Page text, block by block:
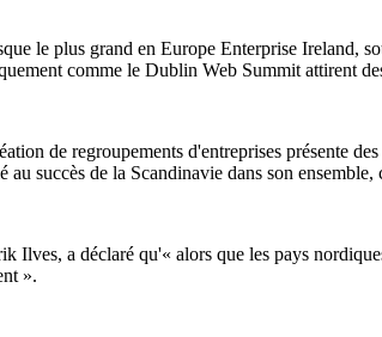
le plus grand en Europe Enterprise Ireland,
comme le Dublin Web Summit attirent
de regroupements d'entreprises présente
au succès de la Scandinavie dans son
Ilves, a déclaré qu'« alors que les pays
».